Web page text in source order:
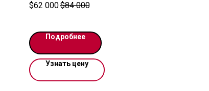
Автомобиль в наличии у нас на складе
Москвы. Работаем по договору. По
запросу возможен видеопоказ.
Цена указана в USD
$62 000$84 000
Подробнее
Узнать цену